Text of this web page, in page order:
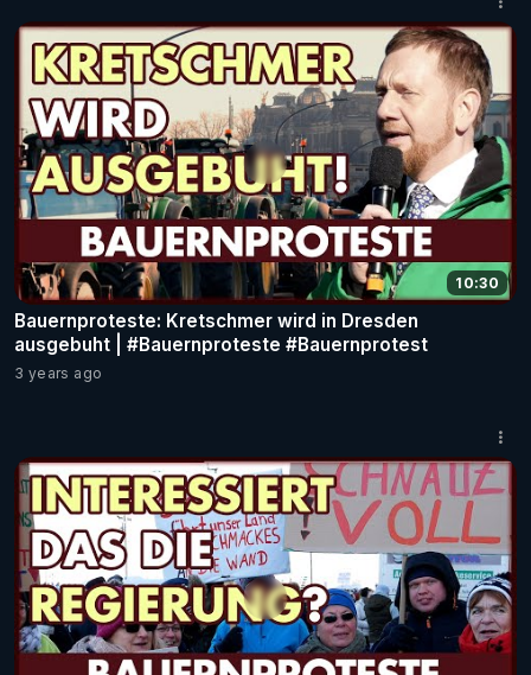
10:30
Bauernproteste: Kretschmer wird in Dresden
ausgebuht | #Bauernproteste #Bauernprotest
3 years ago